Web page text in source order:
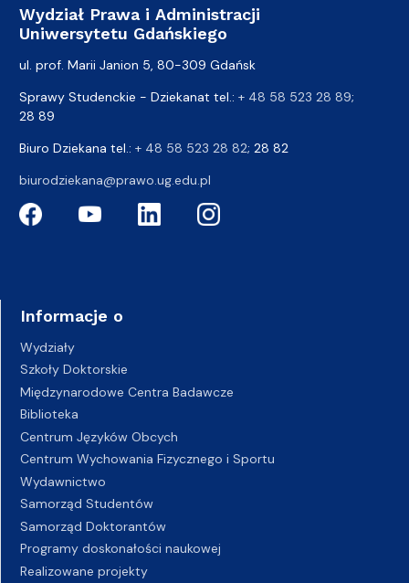
Wydział Prawa i Administracji
Uniwersytetu Gdańskiego
ul. prof. Marii Janion 5, 80-309 Gdańsk
Sprawy Studenckie - Dziekanat tel.: + 48 58 523 28 89;
28 89
Biuro Dziekana tel.: + 48 58 523 28 82; 28 82
biurodziekana@prawo.ug.edu.pl
Informacje o
Wydziały
Szkoły Doktorskie
Międzynarodowe Centra Badawcze
Biblioteka
Centrum Języków Obcych
Centrum Wychowania Fizycznego i Sportu
Wydawnictwo
Samorząd Studentów
Samorząd Doktorantów
Programy doskonałości naukowej
Realizowane projekty